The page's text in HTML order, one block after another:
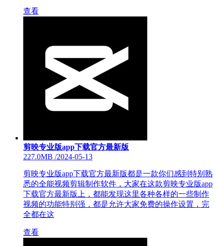
查看
剪映专业版app下载官方最新版
227.0MB /2024-05-13
剪映专业版app下载官方最新版都是一款你们感到特别熟
悉的全能视频剪辑制作软件，大家在这款剪映专业版app
下载官方最新版上，都能发现这里各种各样的一些制作
视频的功能特别强，都是允许大家免费的操作设置，完
全都在这
查看